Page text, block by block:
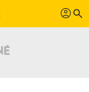
profil search